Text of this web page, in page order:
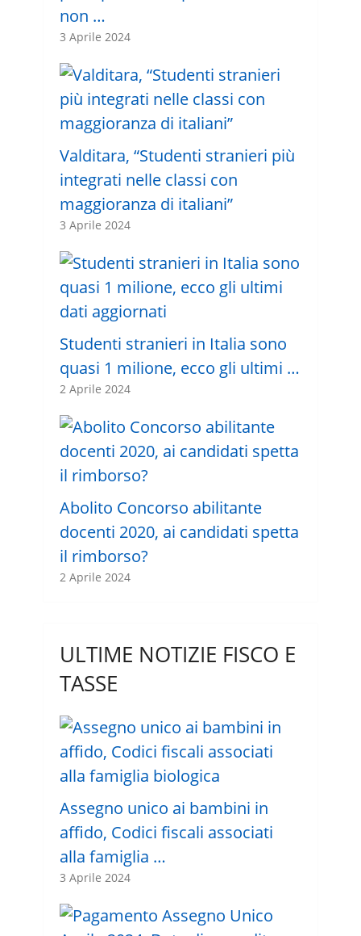
non …
3 Aprile 2024
Valditara, “Studenti stranieri più
integrati nelle classi con
maggioranza di italiani”
3 Aprile 2024
Studenti stranieri in Italia sono
quasi 1 milione, ecco gli ultimi …
2 Aprile 2024
Abolito Concorso abilitante
docenti 2020, ai candidati spetta
il rimborso?
2 Aprile 2024
ULTIME NOTIZIE FISCO E
TASSE
Assegno unico ai bambini in
affido, Codici fiscali associati
alla famiglia …
3 Aprile 2024